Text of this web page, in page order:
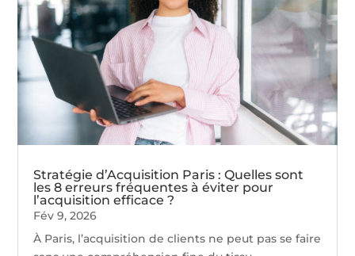
Stratégie d’Acquisition Paris : Quelles sont
les 8 erreurs fréquentes à éviter pour
l’acquisition efficace ?
Fév 9, 2026
À Paris, l’acquisition de clients ne peut pas se faire